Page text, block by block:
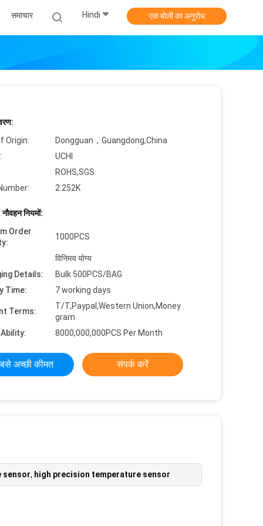
समाचार Hindi एक बोली का अनुरोध
Origin:
Dongguan，Guangdong,China
UCHI
ROHS,SGS
2.252K
नियमों:
Order
1000PCS
विनिमय योग्य
Details:
Bulk 500PCS/BAG
Time:
7 working days
Terms:
T/T,Paypal,Western Union,Money
gram
8000,000,000PCS Per Month
अच्छी कीमत संपर्क करें
sensor, high precision temperature sensor